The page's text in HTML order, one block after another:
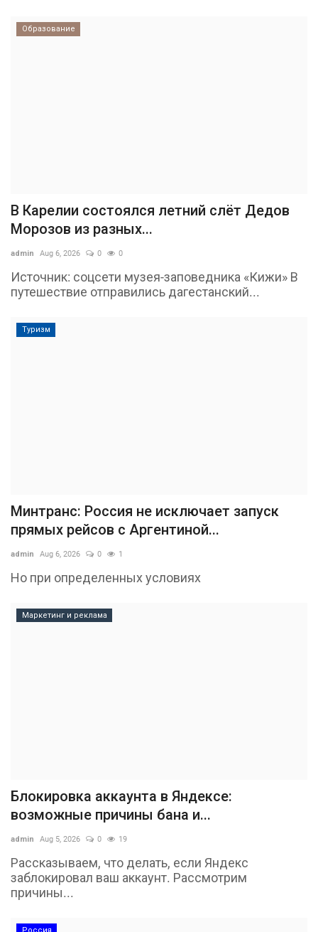
Образование
В Карелии состоялся летний слёт Дедов
Морозов из разных...
admin Aug 6, 2026 0 0
Источник: соцсети музея-заповедника «Кижи» В
путешествие отправились дагестанский...
Туризм
Минтранс: Россия не исключает запуск
прямых рейсов с Аргентиной...
admin Aug 6, 2026 0 1
Но при определенных условиях
Маркетинг и реклама
Блокировка аккаунта в Яндексе:
возможные причины бана и...
admin Aug 5, 2026 0 19
Рассказываем, что делать, если Яндекс
заблокировал ваш аккаунт. Рассмотрим
причины...